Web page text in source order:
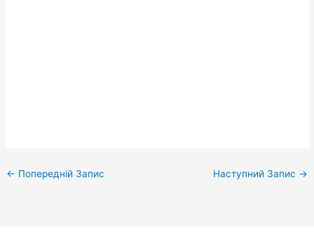
← Попередній Запис Наступний Запис →